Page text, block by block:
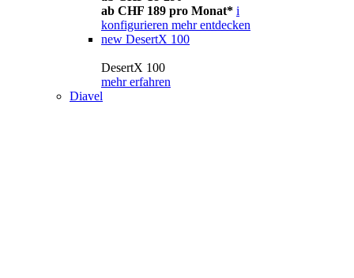
ab CHF 189 pro Monat* i
konfigurieren mehr entdecken
new DesertX 100
DesertX 100
mehr erfahren
Diavel